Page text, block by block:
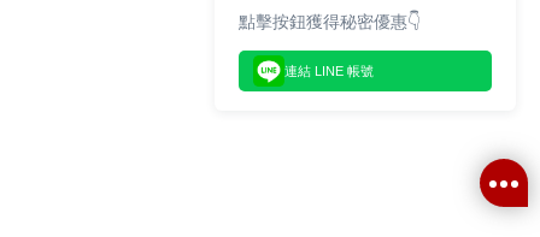
點擊按鈕獲得秘密優惠👇
連結 LINE 帳號